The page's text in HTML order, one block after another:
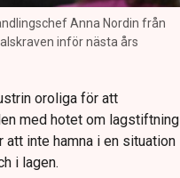
Anna Nordin från
inför nästa års
oroliga för att
med hotet om lagstiftning
inte hamna i en situation
i lagen.